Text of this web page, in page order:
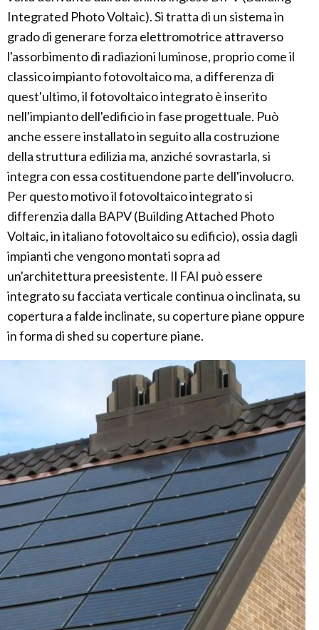
Integrated Photo Voltaic). Si tratta di un sistema in
grado di generare forza elettromotrice attraverso
l'assorbimento di radiazioni luminose, proprio come il
classico impianto fotovoltaico ma, a differenza di
quest'ultimo, il fotovoltaico integrato è inserito
nell'impianto dell'edificio in fase progettuale. Può
anche essere installato in seguito alla costruzione
della struttura edilizia ma, anziché sovrastarla, si
integra con essa costituendone parte dell'involucro.
Per questo motivo il fotovoltaico integrato si
differenzia dalla BAPV (Building Attached Photo
Voltaic, in italiano fotovoltaico su edificio), ossia dagli
impianti che vengono montati sopra ad
un'architettura preesistente. Il FAI può essere
integrato su facciata verticale continua o inclinata, su
copertura a falde inclinate, su coperture piane oppure
in forma di shed su coperture piane.